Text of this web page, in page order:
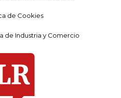
de Cookies
de Industria y Comercio